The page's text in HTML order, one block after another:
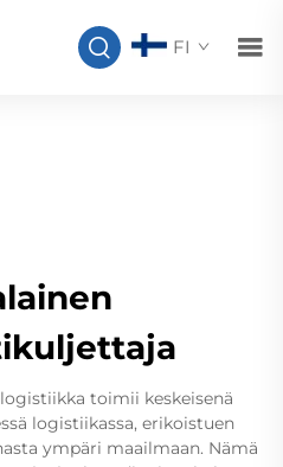
FI
toimii keskeisenä
logistiikassa, erikoistuen
ympäri maailmaan. Nämä